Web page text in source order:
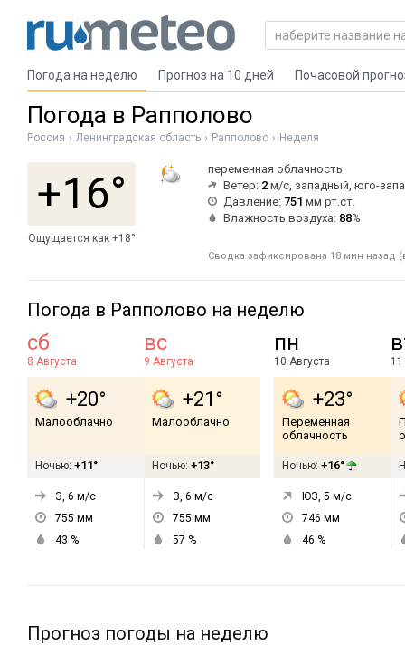
Погода на неделю Прогноз на 10 дней Почасовой
Погода в Рапполово
Россия Ленинградская область Рапполово Неделя
+16°
Ощущается как +18°
переменная облачность
Ветер: 2 м/с, западный, юго-
Давление: 751 мм рт.ст.
Влажность воздуха: 88%
Сводка зафиксирована 18 мин назад
Погода в Рапполово на неделю
сб
8 Августа
+20°
Малооблачно
Ночью: +11°
З, 6 м/с
755 мм
43 %
вс
9 Августа
+21°
Малооблачно
Ночью: +13°
З, 6 м/с
755 мм
57 %
пн
10 Августа
+23°
Переменная
облачность
Ночью: +16°
ЮЗ, 5 м/с
746 мм
46 %
11
Прогноз погоды на неделю